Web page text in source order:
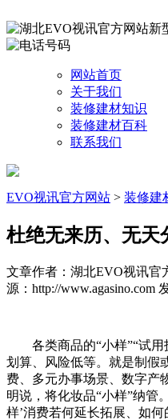
网站首页
关于我们
装修建材知识
装修建材百科
联系我们
EVO视讯官方网站 > 装修建
杜绝无来历、无天
文章作者：湖北EVO视讯官
源：http://www.agasino.com
各类商品的“小样”“试用
划算、风险低等。就是制假
费、多元办事场景、数字产
明说，将化妆品“小样”纳管
样’消费若何延长拓展、如